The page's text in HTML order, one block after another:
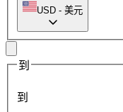
USD - 美元
到
到